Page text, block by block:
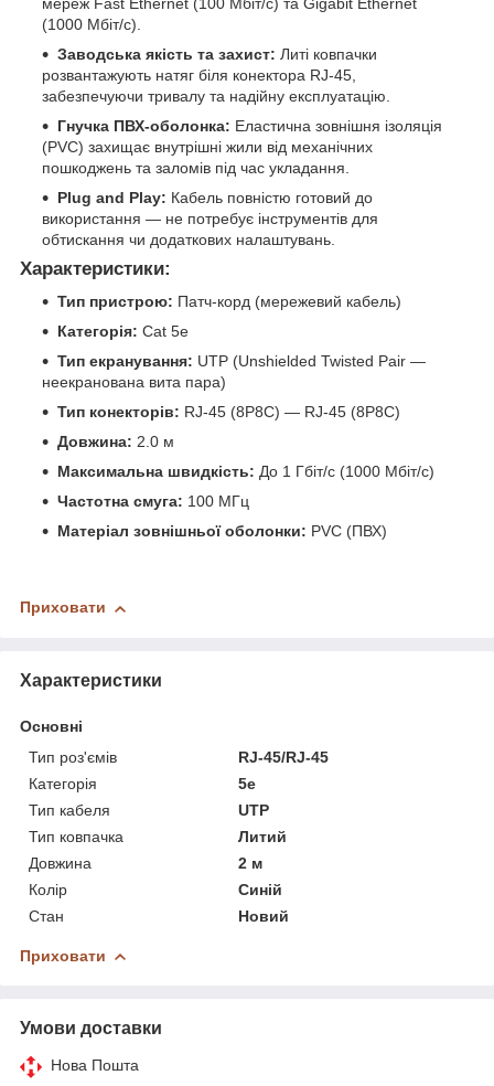
(1000 Мбіт/с).
Заводська якість та захист: Литі ковпачки
розвантажують натяг біля конектора RJ-45,
забезпечуючи тривалу та надійну експлуатацію.
Гнучка ПВХ-оболонка: Еластична зовнішня ізоляція
(PVC) захищає внутрішні жили від механічних
пошкоджень та заломів під час укладання.
Plug and Play: Кабель повністю готовий до
використання — не потребує інструментів для
обтискання чи додаткових налаштувань.
Характеристики:
Тип пристрою: Патч-корд (мережевий кабель)
Категорія: Cat 5e
Тип екранування: UTP (Unshielded Twisted Pair —
неекранована вита пара)
Тип конекторів: RJ-45 (8P8C) — RJ-45 (8P8C)
Довжина: 2.0 м
Максимальна швидкість: До 1 Гбіт/с (1000 Мбіт/с)
Частотна смуга: 100 МГц
Матеріал зовнішньої оболонки: PVC (ПВХ)
Приховати
Характеристики
Основні
Тип роз'ємів
RJ-45/RJ-45
Категорія
5e
Тип кабеля
UTP
Тип ковпачка
Литий
Довжина
2 м
Колір
Синій
Стан
Новий
Приховати
Умови доставки
Нова Пошта